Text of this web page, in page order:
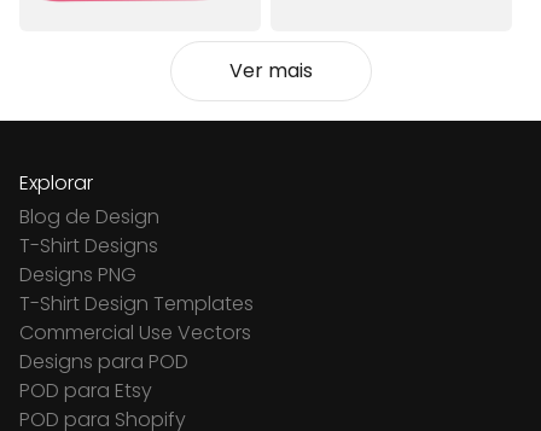
Ver mais
Explorar
Blog de Design
T-Shirt Designs
Designs PNG
T-Shirt Design Templates
Commercial Use Vectors
Designs para POD
POD para Etsy
POD para Shopify